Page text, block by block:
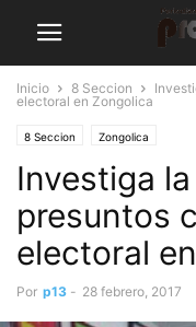
Inicio 8 Seccion
electoral en Zongolica
8 Seccion Zongolica
Investiga la
presuntos
electoral
Por p13 - 28 febrero, 2017